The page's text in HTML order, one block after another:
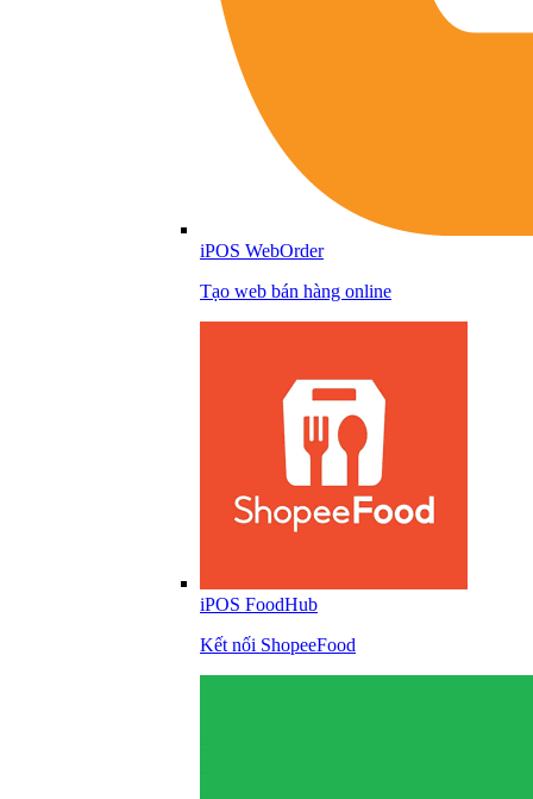
iPOS WebOrder
Tạo web bán hàng online
iPOS FoodHub
Kết nối ShopeeFood